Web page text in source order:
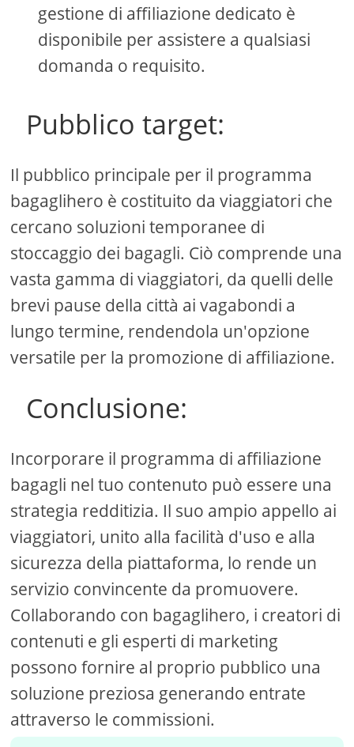
gestione di affiliazione dedicato è
disponibile per assistere a qualsiasi
domanda o requisito.
Pubblico target:
Il pubblico principale per il programma
bagaglihero è costituito da viaggiatori che
cercano soluzioni temporanee di
stoccaggio dei bagagli. Ciò comprende una
vasta gamma di viaggiatori, da quelli delle
brevi pause della città ai vagabondi a
lungo termine, rendendola un'opzione
versatile per la promozione di affiliazione.
Conclusione:
Incorporare il programma di affiliazione
bagagli nel tuo contenuto può essere una
strategia redditizia. Il suo ampio appello ai
viaggiatori, unito alla facilità d'uso e alla
sicurezza della piattaforma, lo rende un
servizio convincente da promuovere.
Collaborando con bagaglihero, i creatori di
contenuti e gli esperti di marketing
possono fornire al proprio pubblico una
soluzione preziosa generando entrate
attraverso le commissioni.